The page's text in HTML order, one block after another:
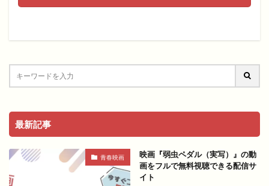
最新記事
青春映画
映画『弱虫ペダル（実写）』の動
画をフルで無料視聴できる配信サ
イト